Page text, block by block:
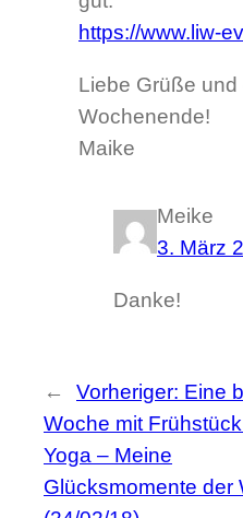
https://www.liw-
Liebe Grüße
Wochenende!
Maike
Meike
3. März
Danke!
← Vorheriger: Eine
Woche mit
Yoga – Meine
Glücksmomente der